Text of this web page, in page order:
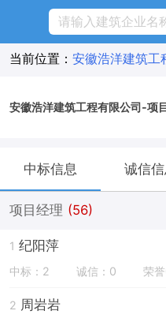
当前位置： 安徽浩洋建筑工
安徽浩洋建筑工程有限公司-项
中标信息 诚信
项目经理 (56)
1 纪阳萍
中标：2 诚信：0 荣
2 周岩岩